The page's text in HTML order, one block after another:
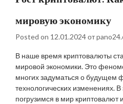
мировую экономику
Posted on 12.01.2024от
В наше время криптовалюты
мировой экономики. Это
многих задуматься о будущем
технологических изменениях. В
погрузимся в мир криптовалют